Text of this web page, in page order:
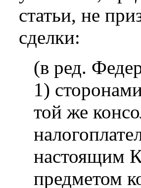
статьи, не
сделки:
(в ред.
1)
той же
настоящим
предметом